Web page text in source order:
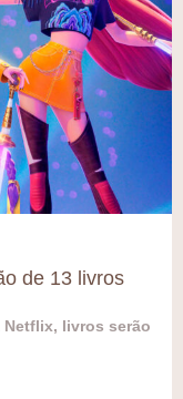
de 13 livros
Netflix, livros serão